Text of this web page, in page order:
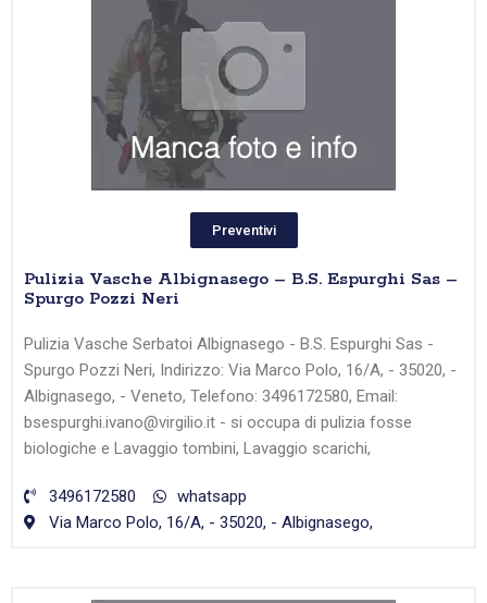
Preventivi
Pulizia Vasche Albignasego – B.S. Espurghi Sas –
Spurgo Pozzi Neri
Pulizia Vasche Serbatoi Albignasego - B.S. Espurghi Sas -
Spurgo Pozzi Neri, Indirizzo: Via Marco Polo, 16/A, - 35020, -
Albignasego, - Veneto, Telefono: 3496172580, Email:
bsespurghi.ivano@virgilio.it - si occupa di pulizia fosse
biologiche e Lavaggio tombini, Lavaggio scarichi,
3496172580
whatsapp
Via Marco Polo, 16/A, - 35020, - Albignasego,